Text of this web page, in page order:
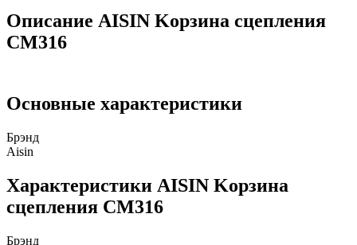
Описание AISIN Kорзина сцепления
CM316
Основные характеристики
Брэнд
Aisin
Характеристики AISIN Kорзина
сцепления CM316
Брэнд